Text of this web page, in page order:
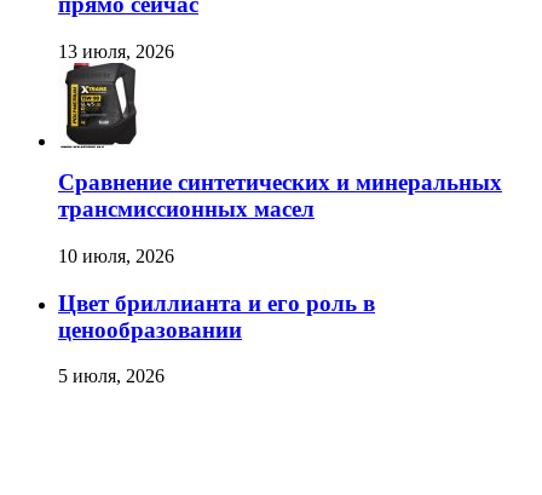
13 июля, 2026
Сравнение синтетических и минеральных
трансмиссионных масел
10 июля, 2026
Цвет бриллианта и его роль в
ценообразовании
5 июля, 2026